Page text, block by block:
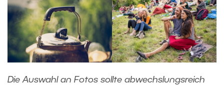
Die Auswahl an Fotos sollte abwechslungsreich